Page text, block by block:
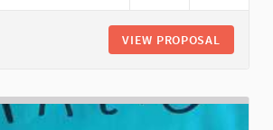
VIEW PROPOSAL